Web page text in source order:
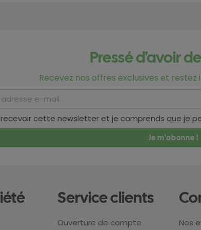
Pressé d'avoir
Recevez nos offres exclusives et restez
cette newsletter et je comprends que je
Service clients
Ouverture de compte
Nos